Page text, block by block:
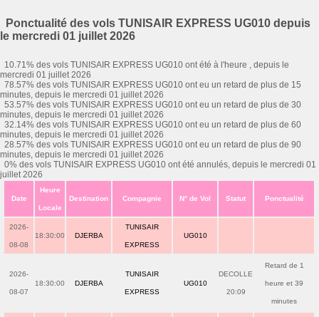
Ponctualité des vols TUNISAIR EXPRESS UG010 depuis
le mercredi 01 juillet 2026
10.71% des vols TUNISAIR EXPRESS UG010 ont été à l'heure , depuis le
mercredi 01 juillet 2026
78.57% des vols TUNISAIR EXPRESS UG010 ont eu un retard de plus de 15
minutes, depuis le mercredi 01 juillet 2026
53.57% des vols TUNISAIR EXPRESS UG010 ont eu un retard de plus de 30
minutes, depuis le mercredi 01 juillet 2026
32.14% des vols TUNISAIR EXPRESS UG010 ont eu un retard de plus de 60
minutes, depuis le mercredi 01 juillet 2026
28.57% des vols TUNISAIR EXPRESS UG010 ont eu un retard de plus de 90
minutes, depuis le mercredi 01 juillet 2026
0% des vols TUNISAIR EXPRESS UG010 ont été annulés, depuis le mercredi 01
juillet 2026
Date
Heure
Locale
Destination Compagnie N° de Vol Statut Ponctualité
2026-
08-08
18:30:00 DJERBA
TUNISAIR
EXPRESS
UG010
2026-
08-07
18:30:00 DJERBA
TUNISAIR
EXPRESS
UG010
DECOLLE
20:09
Retard de 1
heure et 39
minutes